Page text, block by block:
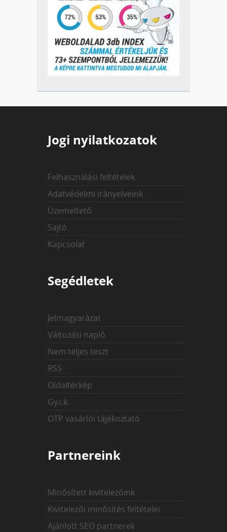
Jogi nyilatkozatok
Felhasználási feltételek
Adatvédelmi irányelveink
Üzemeltető
Sajtó
Kapcsolat
Segédletek
Jelmagyarázat
Változási napló
Nem teljes teszt
RSS
Oldaltérkép
Gy.i.k.
OTP vásárlói tájékoztató
Partnereink
Minősített kivitelezőink
Kivitelezői minősítés feltételei
Ajánlott SEO partnerek